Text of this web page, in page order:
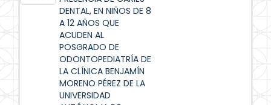
DENTAL, EN NIÑOS DE 8
A 12 AÑOS QUE
ACUDEN AL
POSGRADO DE
ODONTOPEDIATRÍA DE
LA CLÍNICA BENJAMÍN
MORENO PÉREZ DE LA
UNIVERSIDAD